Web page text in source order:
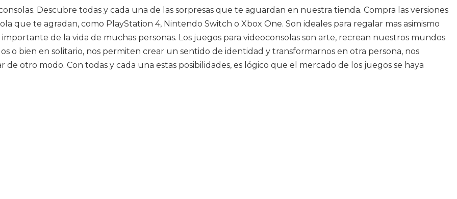
Descubre todas y cada una de las sorpresas que te aguardan en nuestra tienda. Compra las versiones
que te agradan, como PlayStation 4, Nintendo Switch o Xbox One. Son ideales para regalar mas asimismo
de la vida de muchas personas. Los juegos para videoconsolas son arte, recrean nuestros mundos
o bien en solitario, nos permiten crear un sentido de identidad y transformarnos en otra persona, nos
otro modo. Con todas y cada una estas posibilidades, es lógico que el mercado de los juegos se haya